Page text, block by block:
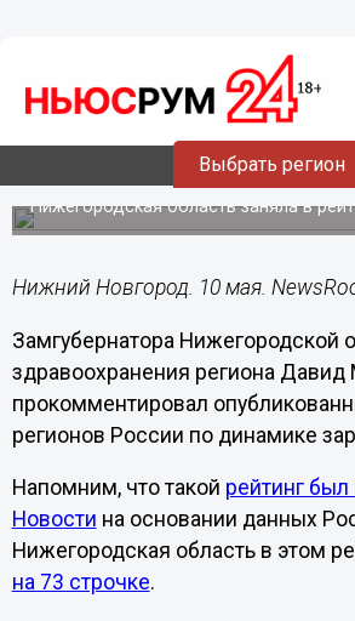
Выбрать регион
Мелик-Гусейнов
рейтинге регионов по
Нижегородская область заняла в
Нижний Новгород. 10 мая.
Замгубернатора Нижегородской
здравоохранения региона Давид
прокомментировал
регионов России по динамике
Напомним, что такой рейтинг
Новости на основании данных
Нижегородская область в этом
на 73 строчке.